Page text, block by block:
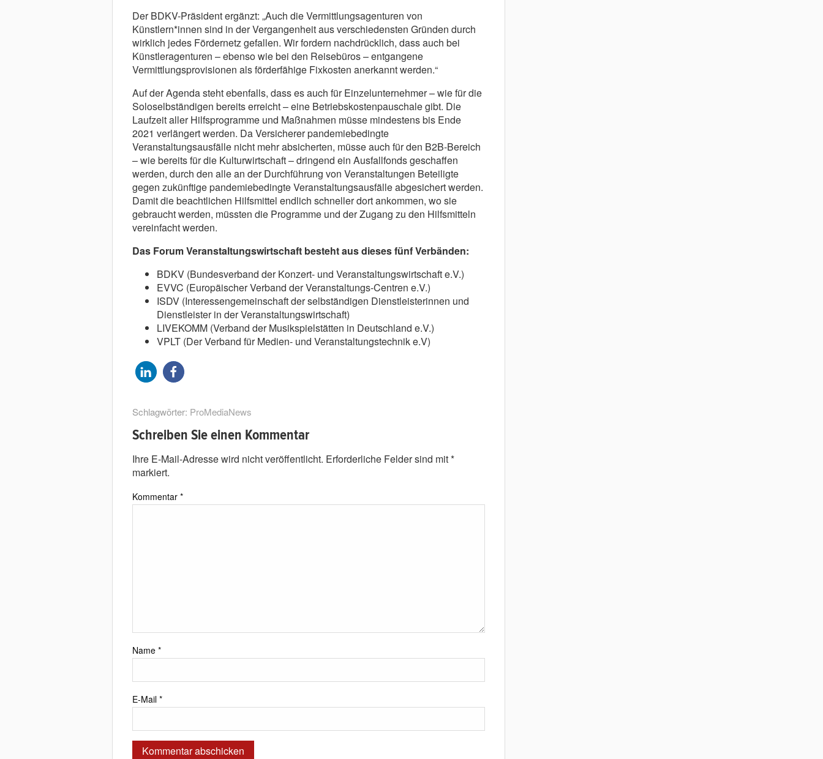
Der BDKV-Präsident ergänzt: „Auch die Vermittlungsagenturen von
Künstlern*innen sind in der Vergangenheit aus verschiedensten Gründen durch
wirklich jedes Fördernetz gefallen. Wir fordern nachdrücklich, dass auch bei
Künstleragenturen – ebenso wie bei den Reisebüros – entgangene
Vermittlungsprovisionen als förderfähige Fixkosten anerkannt werden.“
Auf der Agenda steht ebenfalls, dass es auch für Einzelunternehmer – wie für die
Soloselbständigen bereits erreicht – eine Betriebskostenpauschale gibt. Die
Laufzeit aller Hilfsprogramme und Maßnahmen müsse mindestens bis Ende
2021 verlängert werden. Da Versicherer pandemiebedingte
Veranstaltungsausfälle nicht mehr absicherten, müsse auch für den B2B-Bereich
– wie bereits für die Kulturwirtschaft – dringend ein Ausfallfonds geschaffen
werden, durch den alle an der Durchführung von Veranstaltungen Beteiligte
gegen zukünftige pandemiebedingte Veranstaltungsausfälle abgesichert werden.
Damit die beachtlichen Hilfsmittel endlich schneller dort ankommen, wo sie
gebraucht werden, müssten die Programme und der Zugang zu den Hilfsmitteln
vereinfacht werden.
Das Forum Veranstaltungswirtschaft besteht aus dieses fünf Verbänden:
BDKV (Bundesverband der Konzert- und Veranstaltungswirtschaft e.V.)
EVVC (Europäischer Verband der Veranstaltungs-Centren e.V.)
ISDV (Interessengemeinschaft der selbständigen Dienstleisterinnen und
Dienstleister in der Veranstaltungswirtschaft)
LIVEKOMM (Verband der Musikspielstätten in Deutschland e.V.)
VPLT (Der Verband für Medien- und Veranstaltungstechnik e.V)
Schlagwörter: ProMediaNews
Schreiben Sie einen Kommentar
Ihre E-Mail-Adresse wird nicht veröffentlicht. Erforderliche Felder sind mit*
markiert.
Kommentar *
Name *
E-Mail *